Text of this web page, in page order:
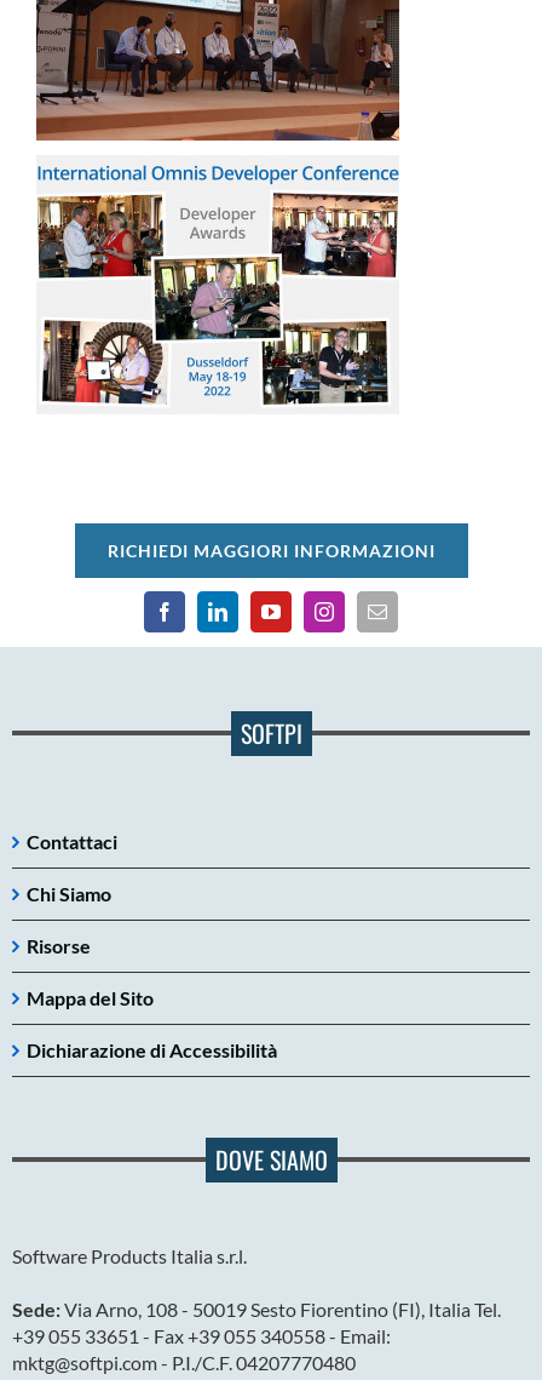
RICHIEDI MAGGIORI INFORMAZIONI
SOFTPI
Contattaci
Chi Siamo
Risorse
Mappa del Sito
Dichiarazione di Accessibilità
DOVE SIAMO
Software Products Italia s.r.l.
Sede:Via Arno, 108 - 50019 Sesto Fiorentino (FI), Italia Tel.
+39 055 33651 - Fax +39 055 340558 - Email:
mktg@softpi.com - P.I./C.F. 04207770480